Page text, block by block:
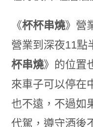
《杯杯串燒》營
營業到深夜11點
杯串燒》的位置
來車子可以停在
也不遠，不過如
代駕，遵守酒後